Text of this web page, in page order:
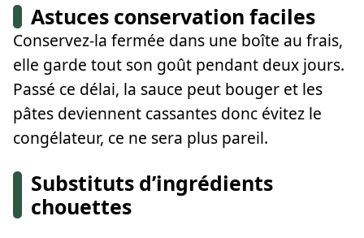
Astuces conservation faciles
Conservez-la fermée dans une boîte au frais,
elle garde tout son goût pendant deux jours.
Passé ce délai, la sauce peut bouger et les
pâtes deviennent cassantes donc évitez le
congélateur, ce ne sera plus pareil.
Substituts d’ingrédients
chouettes